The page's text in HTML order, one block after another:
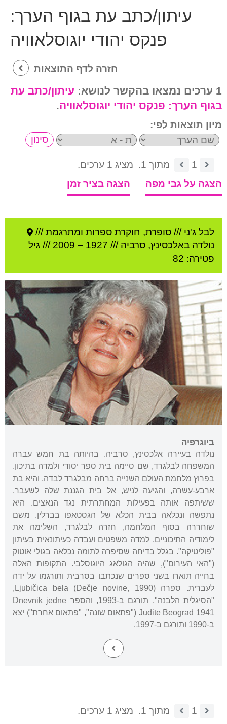
עיתון/כתב עת בגוף הערך:
פנקס יהודי יוגוסלאוויה
חזרה לדף התוצאות
1 ערכים נמצאו בהקשר לנושא:
עיתון/כתב עת
בגוף הערך: פנקס יהודי יוגוסלאוויה.
מיון תוצאות לפי:
1 מתוך 1.
מציג 1 ערכים.
הצגה על גבי מפה
הצגה בציר זמן
לבל ג'ני /// סופרת, חוקרת ספרות ומתרגמת ///
נולדה באלכסינץ, סרביה ///
1927
–
2009 /// גיל
פטירה: 82
ביוגרפיה
נולדה בעיירה אלכסינץ, סרביה. בהיותה בת חמש עברה
המשפחה לבלגרד, שם סיימה בית ספר יסודי ולמדה בתיכון.
בפרוץ מלחמת העולם השנייה ברחה מבלגרד לבדה, והיא בת
ארבע-עשרה, והגיעה לניש, אל בית הגננת שלה לשעבר,
ששיתפה אותה בפעילות המחתרתית נגד הנאצים. היא
נתפשה ונכלאה בבית הכלא של הגסטאפו בברלין. משם
שוחררה בסוף המלחמה, חזרה לבלגרד, השלימה את
לימודיה התיכוניים, למדה משפטים ועבדה כעיתונאית בעיתון
"פוליטיקה". בגלל בדיחה שסיפרה לתומה נכלאה בגולי אוטוק
("האי העירום"), שהיה הגולאג היוגוסלבי. התקופות האלה
בחייה תוארו בשני ספרים שנכתבו בסרבית ותורגמו על ידה
לעברית. ספרה Ljubičica bela (Dečje novine, 1990),
"הסיגלית הלבנה", תורגם ב-1993, והספר Dnevnik jedne
Judite Beograd 1941 ("פתאום שונה", "פתאום אחרת") יצא
ב-1990 ותורגם ב-1997.
1 מתוך 1. מציג 1 ערכים.